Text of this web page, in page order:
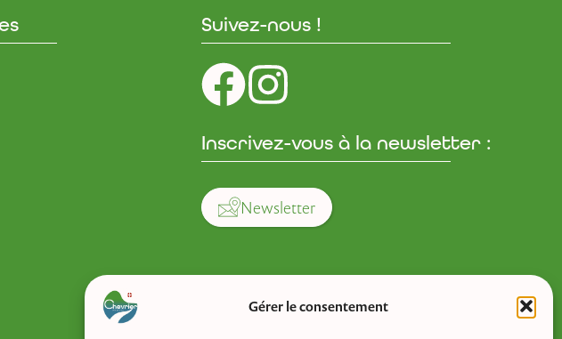
Gérer le consentement
Suivez-nous !
Inscrivez-vous à la newsletter :
Newsletter